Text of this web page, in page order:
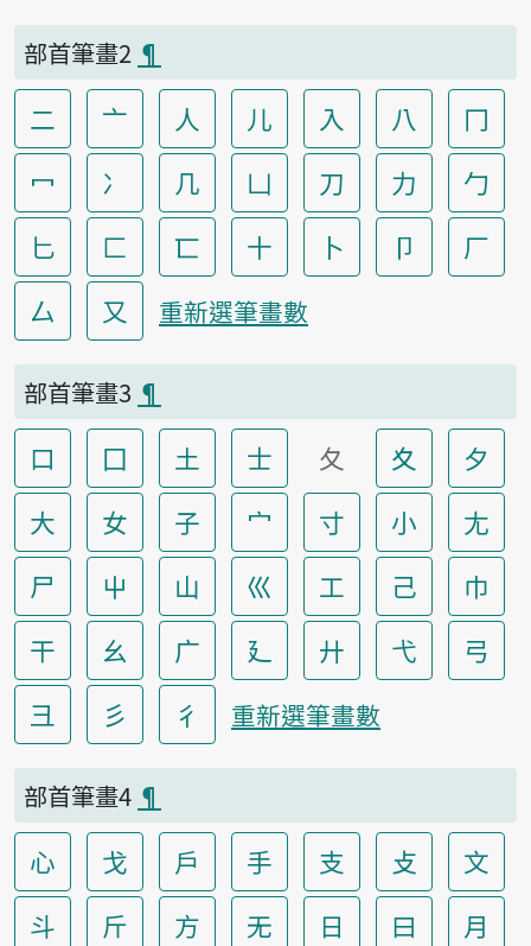
部首筆畫2 ¶
二 亠 人 儿 入 八
冂
冖
冫 几 凵 刀 力
勹
匕
匚 匸 十 卜 卩
厂
厶
又 重新選筆畫數
部首筆畫3 ¶
口 囗 土 士 夂 夊
夕
大
女 子 宀 寸 小
尢
尸
屮 山 巛 工 己
巾
干
幺 广 廴 廾 弋
弓
彐
彡 彳 重新選筆畫數
部首筆畫4 ¶
心 戈 戶 手 支 攴
文
斗
斤 方 无 日 曰 月